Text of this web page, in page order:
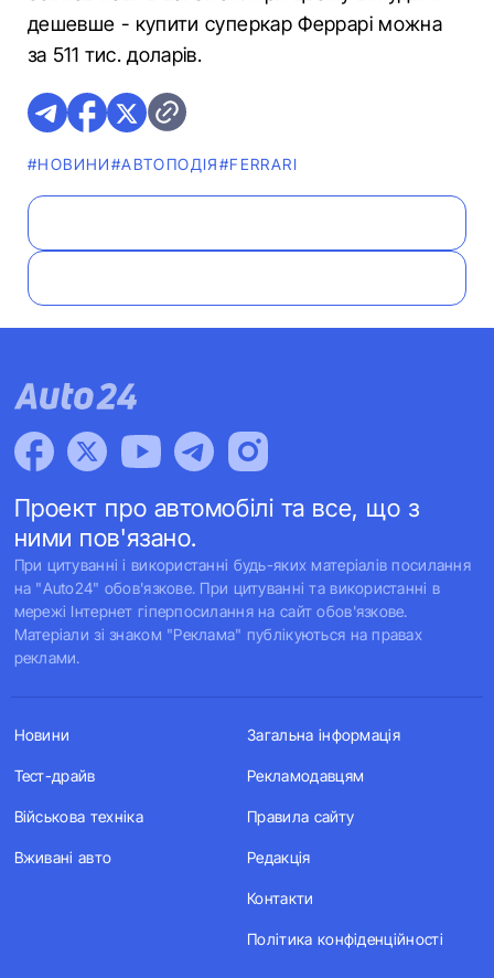
дешевше - купити суперкар Феррарі можна
за 511 тис. доларів.
#НОВИНИ#АВТОПОДІЯ#FERRARI
Проект про автомобілі та все, що з
ними пов'язано.
При цитуванні і використанні будь-яких матеріалів посилання
на "Auto24" обов'язкове. При цитуванні та використанні в
мережі Інтернет гіперпосилання на сайт обов'язкове.
Матеріали зі знаком "Реклама" публікуються на правах
реклами.
Новини
Тест-драйв
Військова техніка
Вживані авто
Загальна інформація
Рекламодавцям
Правила сайту
Редакція
Контакти
Політика конфіденційності